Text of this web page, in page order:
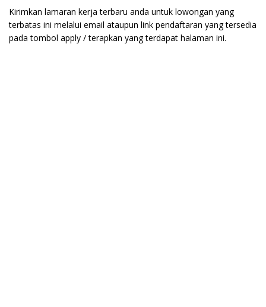
Kirimkan lamaran kerja terbaru anda untuk lowongan yang
terbatas ini melalui email ataupun link pendaftaran yang tersedia
pada tombol apply / terapkan yang terdapat halaman ini.